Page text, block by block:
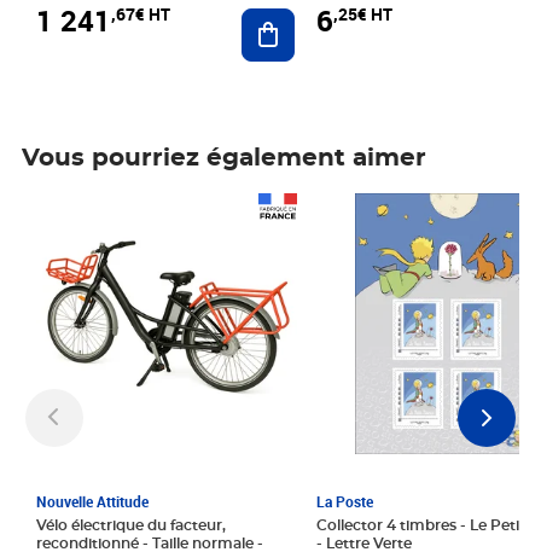
1 241 ,67€ HT Ajouter au panier
6,25€ HT
Vous pourriez également aimer
Nouvelle Attitude
Vélo électrique du facteur,
reconditionné - Taille normale -
La Poste
Collector 4 timbres - Le Petit
- Lettre Verte
Prix 6,25€ HT